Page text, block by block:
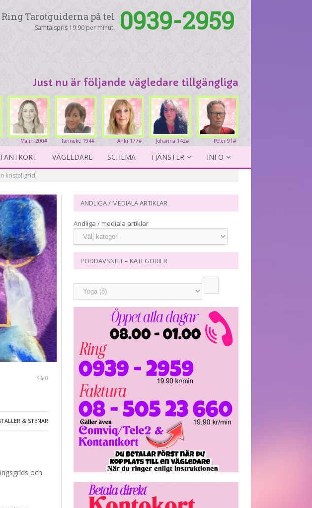
Ring Tarotguiderna på tel
Samtalspris 19:90 per minut. 0939-2959
Just nu är följande vägledare tillgängliga
Peter 91#
Johanna 142#
Anki 177#
Tanneke 194#
Malin 200#
VÄGLEDARE SCHEMA TJÄNSTER INFO
kristallgrid
0
& STENAR
och
ANDLIGA / MEDIALA ARTIKLAR
Andliga / mediala artiklar
PODDAVSNITT – KATEGORIER